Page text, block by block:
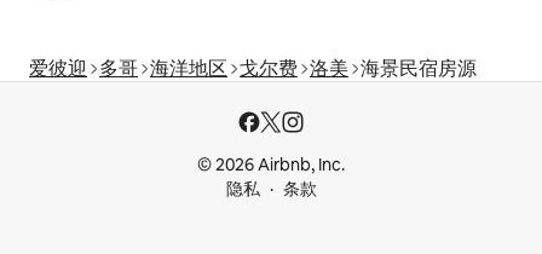
爱彼迎 多哥 海洋地区 戈尔费 洛美 海景民宿房源
© 2026 Airbnb, Inc.
隐私
条款